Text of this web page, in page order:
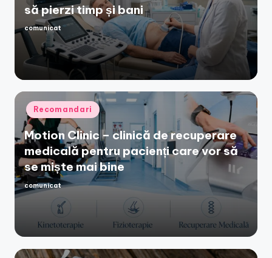
să pierzi timp și bani
Posted
by
comunicat
Posted
in
Recomandari
Motion Clinic – clinică de recuperare
medicală pentru pacienți care vor să
se miște mai bine
Posted
by
comunicat